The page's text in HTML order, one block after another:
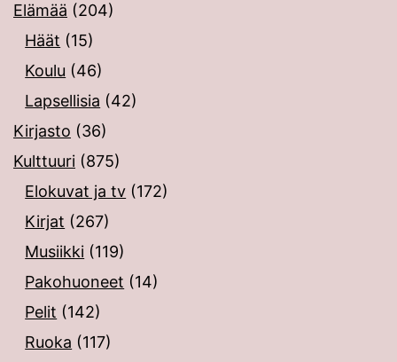
Elämää (204)
Häät (15)
Koulu (46)
Lapsellisia (42)
Kirjasto (36)
Kulttuuri (875)
Elokuvat ja tv (172)
Kirjat (267)
Musiikki (119)
Pakohuoneet (14)
Pelit (142)
Ruoka (117)